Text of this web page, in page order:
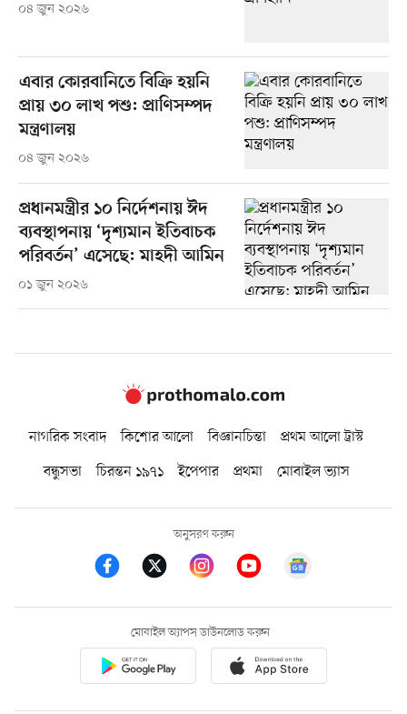
০৪ জুন ২০২৬
এবার কোরবানিতে বিক্রি হয়নি
প্রায় ৩০ লাখ পশু: প্রাণিসম্পদ
মন্ত্রণালয়
০৪ জুন ২০২৬
প্রধানমন্ত্রীর ১০ নির্দেশনায় ঈদ
ব্যবস্থাপনায় ‘দৃশ্যমান ইতিবাচক
পরিবর্তন’ এসেছে: মাহদী আমিন
০১ জুন ২০২৬
নাগরিক সংবাদ কিশোর আলো বিজ্ঞানচিন্তা
প্রথম আলো ট্রাস্ট
বন্ধুসভা
চিরন্তন ১৯৭১ ইপেপার প্রথমা মোবাইল ভ্যাস
অনুসরণ করুন
মোবাইল অ্যাপস ডাউনলোড করুন